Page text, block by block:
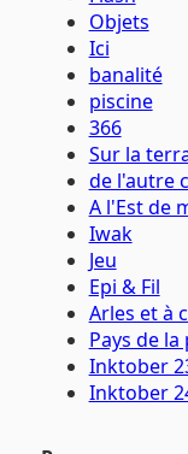
Objets
Ici
banalité
piscine
366
Sur la
de l'autre
A l'Est de
Iwak
Jeu
Epi & Fil
Arles et à
Pays de
Inktober
Inktober